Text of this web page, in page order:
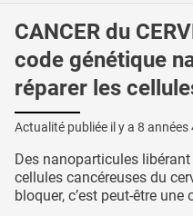
CANCER du
code génétique
réparer les
Actualité publiée il y a 8 années
Des nanoparticules
cellules cancéreuses du
bloquer, c’est peut-être